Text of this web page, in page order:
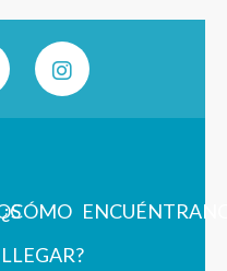
¿CÓMO
LLEGAR?